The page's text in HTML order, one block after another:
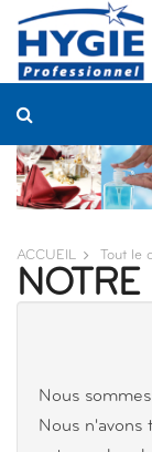
ACCUEIL Tout le
Nous
Nous n'avons
Panneau de